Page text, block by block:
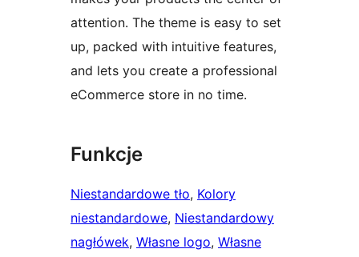
attention. The theme is easy to set
up, packed with intuitive features,
and lets you create a professional
eCommerce store in no time.
Funkcje
Niestandardowe tło, Kolory
niestandardowe, Niestandardowy
nagłówek, Własne logo, Własne